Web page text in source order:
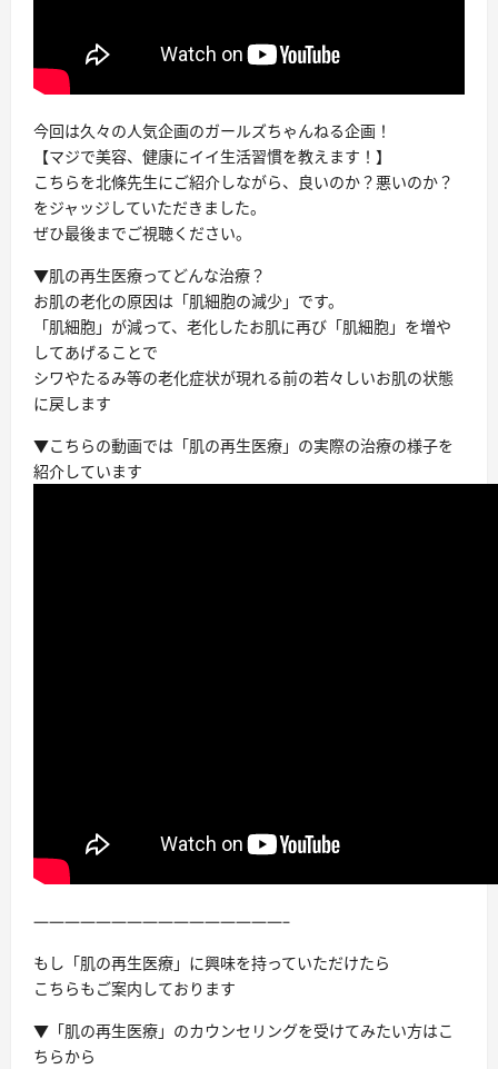
今回は久々の人気企画のガールズちゃんねる企画！
【マジで美容、健康にイイ生活習慣を教えます！】
こちらを北條先生にご紹介しながら、良いのか？悪いのか？
をジャッジしていただきました。
ぜひ最後までご視聴ください。
▼肌の再生医療ってどんな治療？
お肌の老化の原因は「肌細胞の減少」です。
「肌細胞」が減って、老化したお肌に再び「肌細胞」を増や
してあげることで
シワやたるみ等の老化症状が現れる前の若々しいお肌の状態
に戻します
▼こちらの動画では「肌の再生医療」の実際の治療の様子を
紹介しています
————————————————–
もし「肌の再生医療」に興味を持っていただけたら
こちらもご案内しております
▼「肌の再生医療」のカウンセリングを受けてみたい方はこ
ちらから